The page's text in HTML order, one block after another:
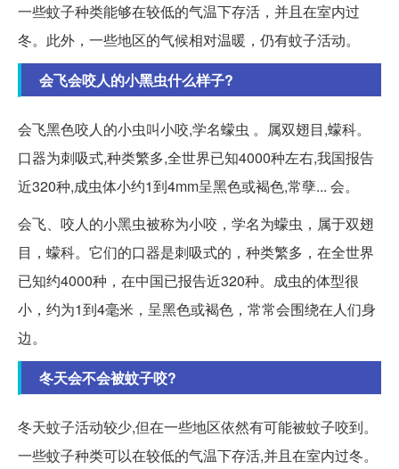
一些蚊子种类能够在较低的气温下存活，并且在室内过
冬。此外，一些地区的气候相对温暖，仍有蚊子活动。
会飞会咬人的小黑虫什么样子?
会飞黑色咬人的小虫叫小咬,学名蠓虫 。属双翅目,蠓科。
口器为刺吸式,种类繁多,全世界已知4000种左右,我国报告
近320种,成虫体小约1到4mm呈黑色或褐色,常孽... 会。
会飞、咬人的小黑虫被称为小咬，学名为蠓虫，属于双翅
目，蠓科。它们的口器是刺吸式的，种类繁多，在全世界
已知约4000种，在中国已报告近320种。成虫的体型很
小，约为1到4毫米，呈黑色或褐色，常常会围绕在人们身
边。
冬天会不会被蚊子咬?
冬天蚊子活动较少,但在一些地区依然有可能被蚊子咬到。
一些蚊子种类可以在较低的气温下存活,并且在室内过冬。